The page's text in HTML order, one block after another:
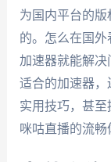
为国内平台的
的。怎么在国
加速器就能解
适合的加速器，
实用技巧，甚至
咪咕直播的流畅